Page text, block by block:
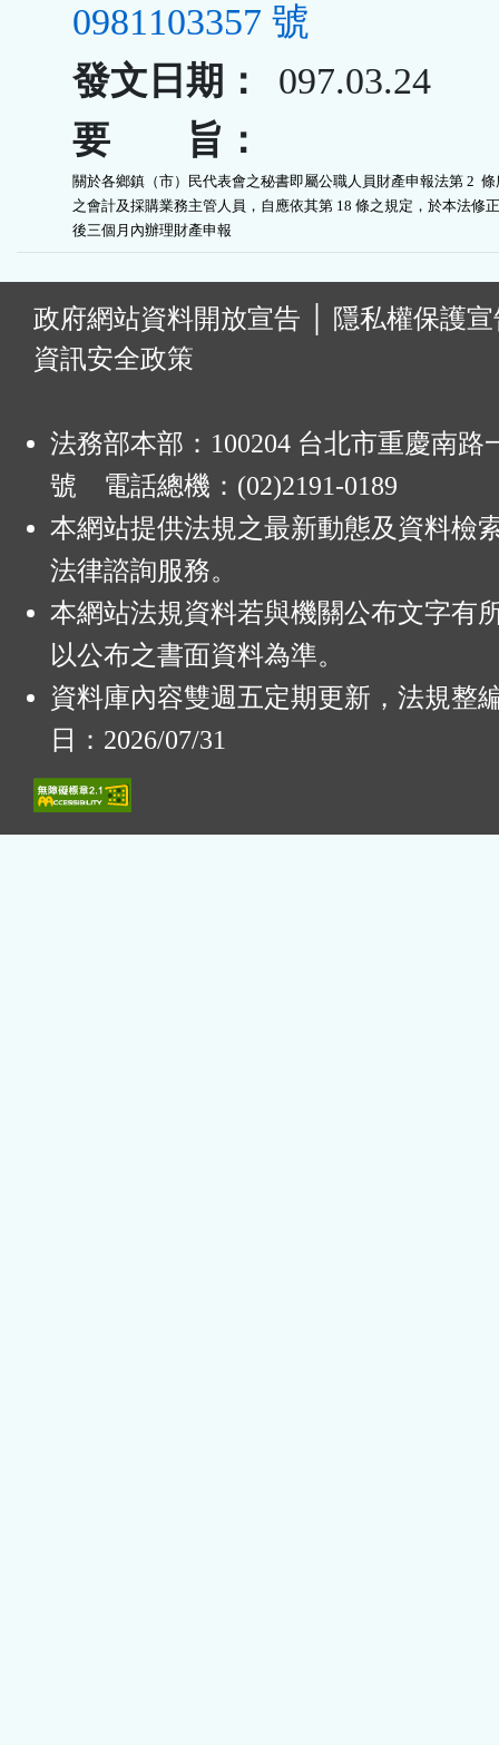
0981103357 號
發文日期：
097.03.24
要 旨：
關於各鄉鎮（市）民代表會之秘書即屬公職人員財產申報法第 2  條
之會計及採購業務主管人員，自應依其第 18 條之規定，於本法修
後三個月內辦理財產申報
政府網站資料開放宣告
隱私權保護
資訊安全政策
法務部本部：100204 台北市重慶南路
號 電話總機：(02)2191-0189
本網站提供法規之最新動態及資料檢
法律諮詢服務。
本網站法規資料若與機關公布文字有
以公布之書面資料為準。
資料庫內容雙週五定期更新，法規整
日：2026/07/31